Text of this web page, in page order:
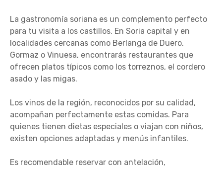
La gastronomía soriana es un complemento perfecto
para tu visita a los castillos. En Soria capital y en
localidades cercanas como Berlanga de Duero,
Gormaz o Vinuesa, encontrarás restaurantes que
ofrecen platos típicos como los torreznos, el cordero
asado y las migas.
Los vinos de la región, reconocidos por su calidad,
acompañan perfectamente estas comidas. Para
quienes tienen dietas especiales o viajan con niños,
existen opciones adaptadas y menús infantiles.
Es recomendable reservar con antelación,